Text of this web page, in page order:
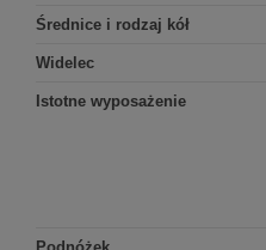
Średnice i rodzaj kół
Widelec
Istotne wyposażenie